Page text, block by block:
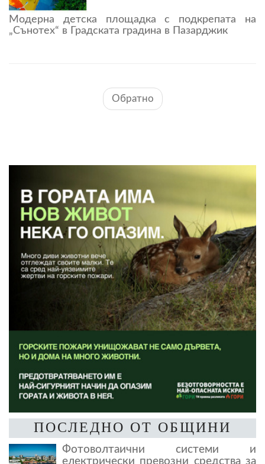
Модерна детска площадка с подкрепата на
„Сънотех“ в Градската градина в Пазарджик
Обратно
ПОСЛЕДНО ОТ ОБЩИНИ
Фотоволтаични системи и
електрически превозни средства за